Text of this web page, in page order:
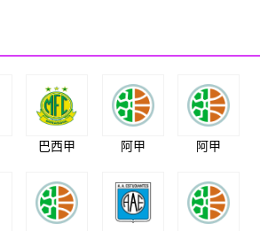
巴西甲 阿甲 阿甲